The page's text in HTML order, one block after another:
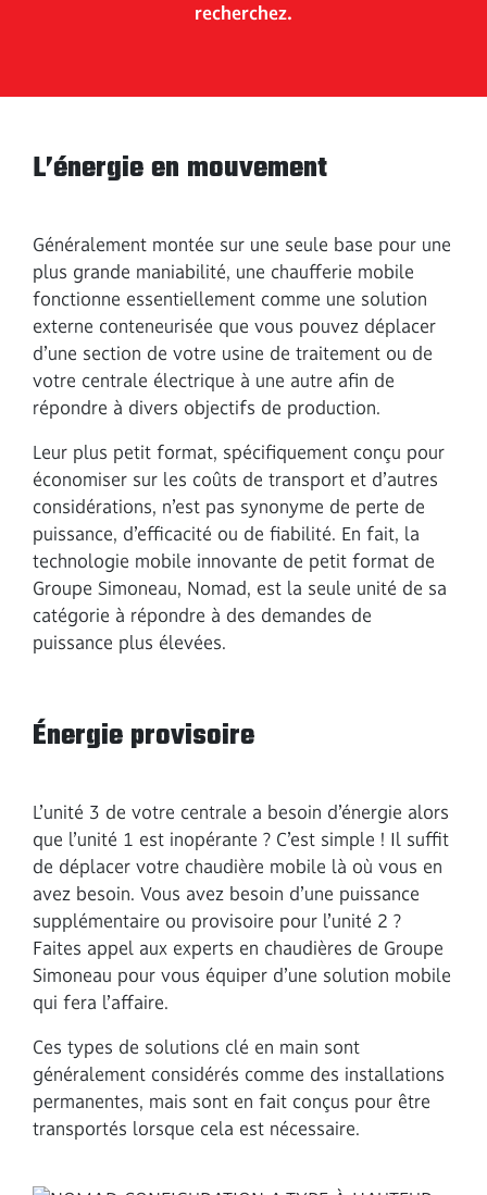
recherchez.
L’énergie en mouvement
Généralement montée sur une seule base pour une
plus grande maniabilité, une chaufferie mobile
fonctionne essentiellement comme une solution
externe conteneurisée que vous pouvez déplacer
d’une section de votre usine de traitement ou de
votre centrale électrique à une autre afin de
répondre à divers objectifs de production.
Leur plus petit format, spécifiquement conçu pour
économiser sur les coûts de transport et d’autres
considérations, n’est pas synonyme de perte de
puissance, d’efficacité ou de fiabilité. En fait, la
technologie mobile innovante de petit format de
Groupe Simoneau, Nomad, est la seule unité de sa
catégorie à répondre à des demandes de
puissance plus élevées.
Énergie provisoire
L’unité 3 de votre centrale a besoin d’énergie alors
que l’unité 1 est inopérante ? C’est simple ! Il suffit
de déplacer votre chaudière mobile là où vous en
avez besoin. Vous avez besoin d’une puissance
supplémentaire ou provisoire pour l’unité 2 ?
Faites appel aux experts en chaudières de Groupe
Simoneau pour vous équiper d’une solution mobile
qui fera l’affaire.
Ces types de solutions clé en main sont
généralement considérés comme des installations
permanentes, mais sont en fait conçus pour être
transportés lorsque cela est nécessaire.